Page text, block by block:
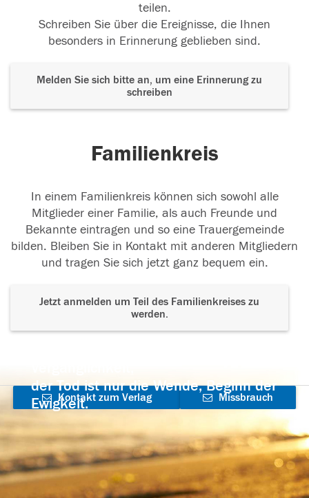
teilen.
Schreiben Sie über die Ereignisse, die Ihnen
besonders in Erinnerung geblieben sind.
Melden Sie sich bitte an, um eine Erinnerung zu
schreiben
Familienkreis
In einem Familienkreis können sich sowohl alle
Mitglieder einer Familie, als auch Freunde und
Bekannte eintragen und so eine Trauergemeinde
bilden. Bleiben Sie in Kontakt mit anderen Mitgliedern
und tragen Sie sich jetzt ganz bequem ein.
Jetzt anmelden um Teil des Familienkreises zu
werden.
der Tod ist nur die Wende, Beginn der
Ewigkeit.
Kontakt zum Verlag
aufnehmen
Missbrauch